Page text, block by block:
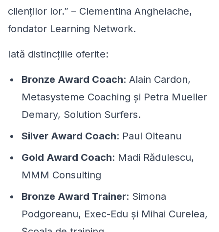
clienților lor.” – Clementina Anghelache,
fondator Learning Network.
Iată distincțiile oferite:
Bronze Award Coach: Alain Cardon,
Metasysteme Coaching și Petra Mueller
Demary, Solution Surfers.
Silver Award Coach: Paul Olteanu
Gold Award Coach: Madi Rădulescu,
MMM Consulting
Bronze Award Trainer: Simona
Podgoreanu, Exec-Edu și Mihai Curelea,